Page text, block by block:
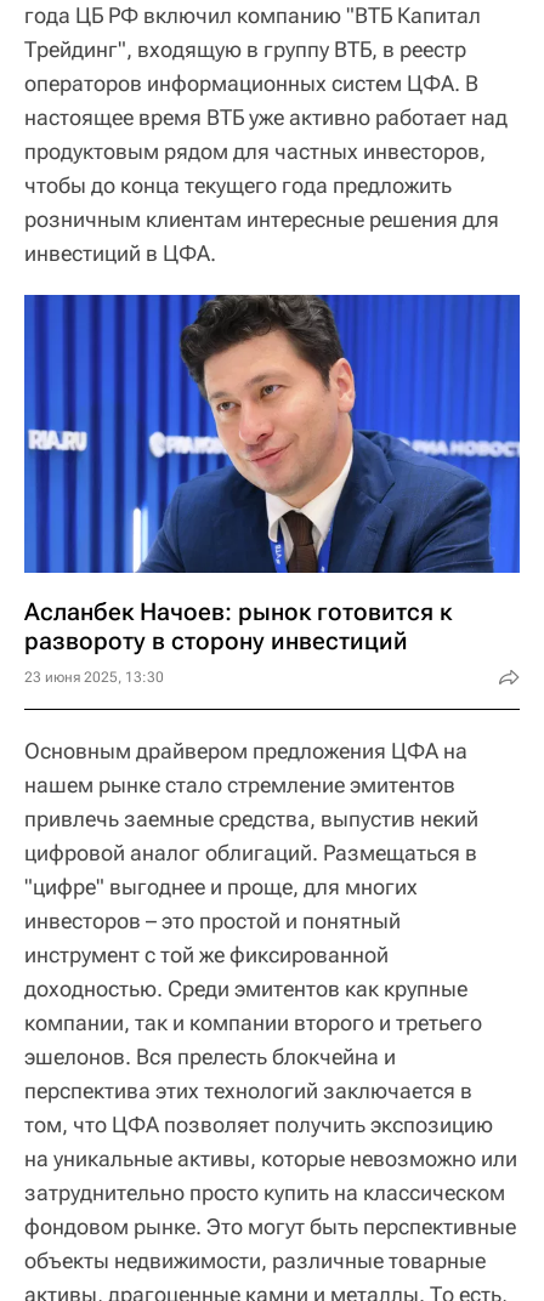
года ЦБ РФ включил компанию "ВТБ Капитал
Трейдинг", входящую в группу ВТБ, в реестр
операторов информационных систем ЦФА. В
настоящее время ВТБ уже активно работает над
продуктовым рядом для частных инвесторов,
чтобы до конца текущего года предложить
розничным клиентам интересные решения для
инвестиций в ЦФА.
Асланбек Начоев: рынок готовится к
развороту в сторону инвестиций
23 июня 2025, 13:30
Основным драйвером предложения ЦФА на
нашем рынке стало стремление эмитентов
привлечь заемные средства, выпустив некий
цифровой аналог облигаций. Размещаться в
"цифре" выгоднее и проще, для многих
инвесторов – это простой и понятный
инструмент с той же фиксированной
доходностью. Среди эмитентов как крупные
компании, так и компании второго и третьего
эшелонов. Вся прелесть блокчейна и
перспектива этих технологий заключается в
том, что ЦФА позволяет получить экспозицию
на уникальные активы, которые невозможно или
затруднительно просто купить на классическом
фондовом рынке. Это могут быть перспективные
объекты недвижимости, различные товарные
активы, драгоценные камни и металлы. То есть,